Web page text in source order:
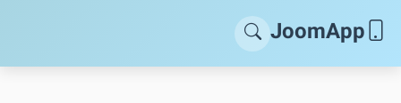
JoomApp